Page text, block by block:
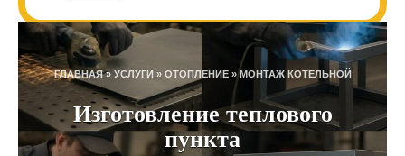
ГЛАВНАЯ» УСЛУГИ» ОТОПЛЕНИЕ»МОНТАЖ КОТЕЛЬНОЙ
Изготовление теплового
пункта